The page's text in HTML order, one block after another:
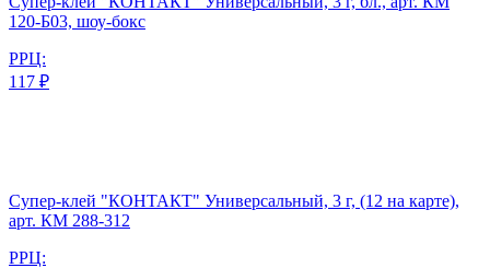
120-Б03, шоу-бокс
РРЦ:
117 ₽
Супер-клей "КОНТАКТ" Универсальный, 3 г, (12 на карте),
арт. КМ 288-312
РРЦ: